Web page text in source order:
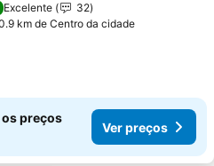
Excelente
32
km de Centro da cidade
os preços
Ver preços